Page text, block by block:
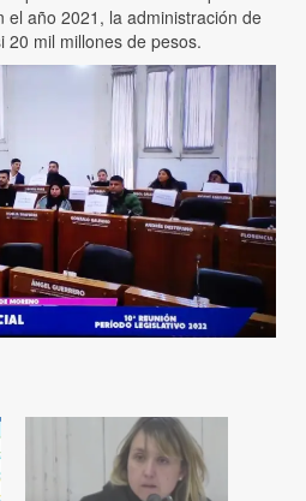
el año 2021, la administración de
20 mil millones de pesos.